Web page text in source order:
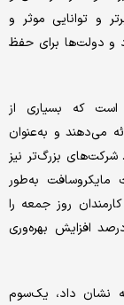
و توانایی موثر و
و دولت‌ها برای حفظ
که بسیاری از
می‌دهند و به‌عنوان
شرکت‌های بزرگ‌تر نیز
هستند. در سال 2019 شرکت مایکروسافت به‌طور
روز جمعه را
تعطیلات آخر هفته تعطیل هستند، 40 درصد افزایش بهره‌وری
نشان داد، یک‌سوم